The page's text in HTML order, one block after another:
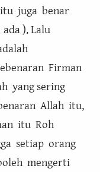
juga benar
). Lalu
Firman
yang sering
Allah itu,
itu Roh
setiap orang
mengerti